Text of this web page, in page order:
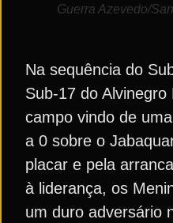
Guerra Azevedo/
Na sequência do
Sub-17 do
campo vindo de
a 0 sobre o
placar e pela
à liderança, os
um duro adversário